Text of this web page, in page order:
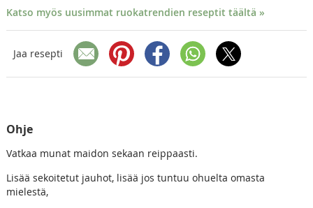
Katso myös uusimmat ruokatrendien reseptit täältä »
Jaa resepti
Ohje
Vatkaa munat maidon sekaan reippaasti.
Lisää sekoitetut jauhot, lisää jos tuntuu ohuelta omasta
mielestä,